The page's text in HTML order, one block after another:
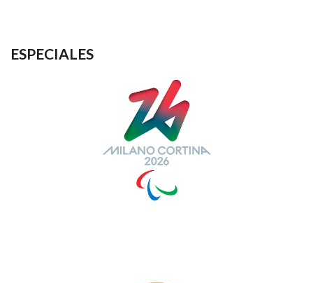
ESPECIALES